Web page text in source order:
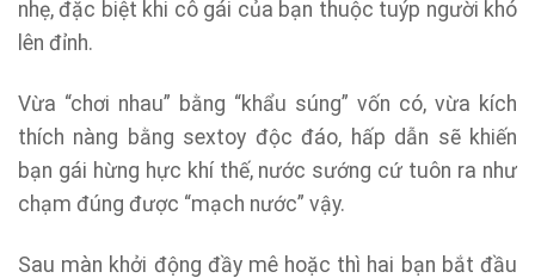
nhẹ, đặc biệt khi cô gái của bạn thuộc tuýp người khó
lên đỉnh.
Vừa “chơi nhau” bằng “khẩu súng” vốn có, vừa kích
thích nàng bằng sextoy độc đáo, hấp dẫn sẽ khiến
bạn gái hừng hực khí thế, nước sướng cứ tuôn ra như
chạm đúng được “mạch nước” vậy.
Sau màn khởi động đầy mê hoặc thì hai bạn bắt đầu